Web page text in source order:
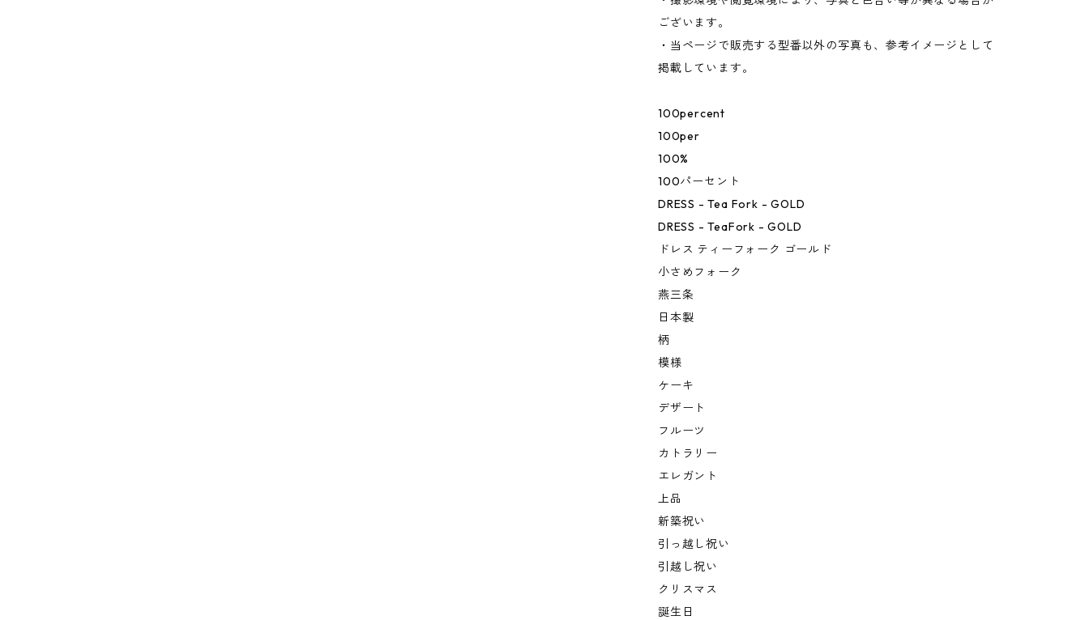
ございます。
・当ページで販売する型番以外の写真も、参考イメージとして
掲載しています。
100percent
100per
100%
100パーセント
DRESS - Tea Fork - GOLD
DRESS - TeaFork - GOLD
ドレス ティーフォーク ゴールド
小さめフォーク
燕三条
日本製
柄
模様
ケーキ
デザート
フルーツ
カトラリー
エレガント
上品
新築祝い
引っ越し祝い
引越し祝い
クリスマス
誕生日